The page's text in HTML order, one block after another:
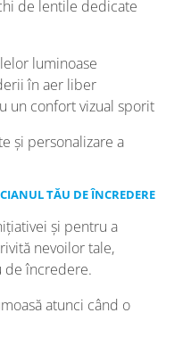
de lentile dedicate
luminoase
în aer liber
un confort vizual sporit
și personalizare a
TĂU DE ÎNCREDERE
și pentru a
nevoilor tale,
de încredere.
atunci când o